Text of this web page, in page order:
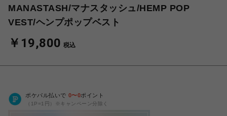
MANASTASH/マナスタッシュ/HEMP POP
VEST/ヘンプポップベスト
￥19,800 税込
ポケパル払いで 0〜0ポイント
（1P=1円）※キャンペーン分除く